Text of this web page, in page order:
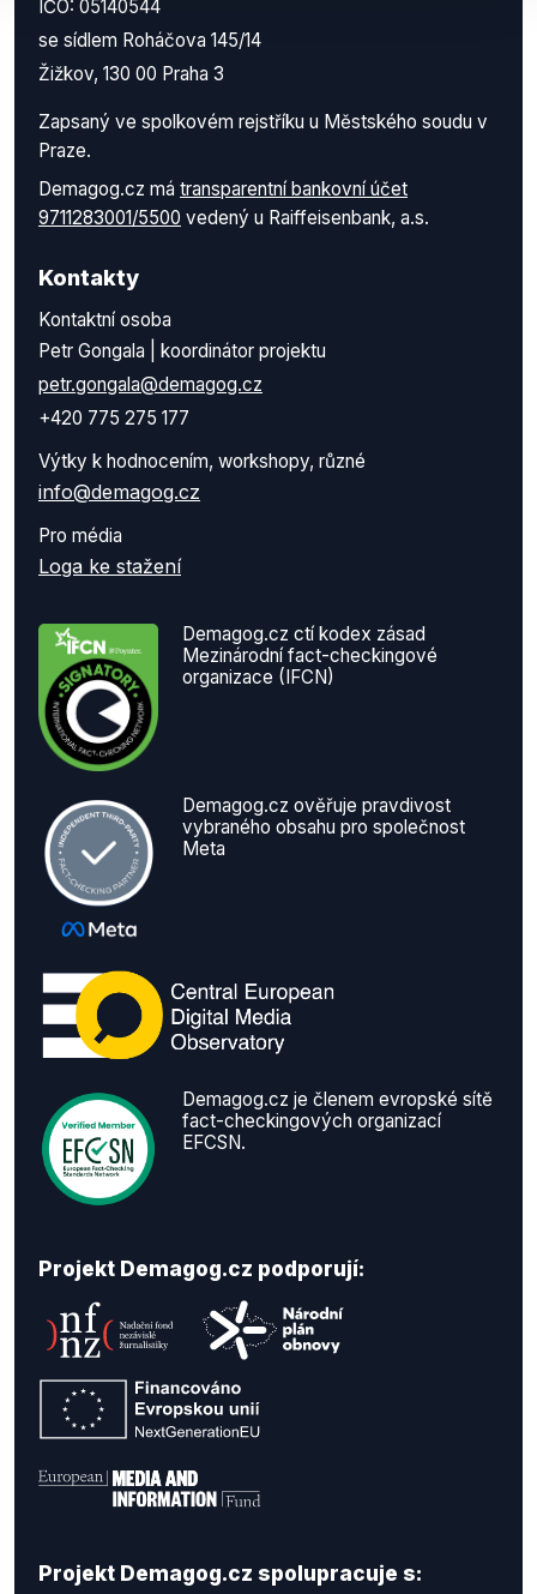
IČO: 05140544
se sídlem Roháčova 145/14
Žižkov, 130 00 Praha 3
Zapsaný ve spolkovém rejstříku u Městského soudu v
Praze.
Demagog.cz má transparentní bankovní účet
9711283001/5500 vedený u Raiffeisenbank, a.s.
Kontakty
Kontaktní osoba
Petr Gongala | koordinátor projektu
petr.gongala@demagog.cz
+420 775 275 177
Výtky k hodnocením, workshopy, různé
info@demagog.cz
Pro média
Loga ke stažení
Demagog.cz ctí kodex zásad
Mezinárodní fact-checkingové
organizace (IFCN)
Demagog.cz ověřuje pravdivost
vybraného obsahu pro společnost
Meta
Demagog.cz je členem evropské sítě
fact-checkingových organizací
EFCSN.
Projekt Demagog.cz podporují:
Projekt Demagog.cz spolupracuje s: